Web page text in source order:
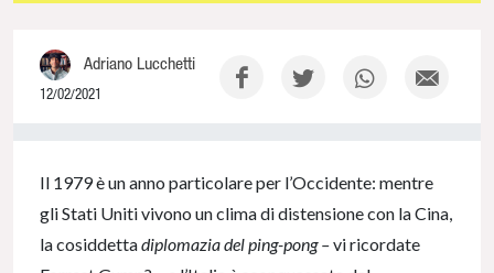
Adriano Lucchetti
12/02/2021
Il 1979 è un anno particolare per l’Occidente: mentre
gli Stati Uniti vivono un clima di distensione con la Cina,
la cosiddettadiplomazia del ping-pong –vi ricordate